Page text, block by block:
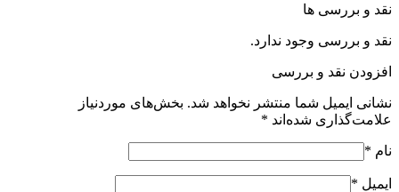
نقد و بررسی ها
نقد و بررسی وجود ندارد.
افزودن نقد و بررسی
نشانی ایمیل شما منتشر نخواهد شد. بخش‌های موردنیاز
علامت‌گذاری شده‌اند *
نام *
ایمیل *